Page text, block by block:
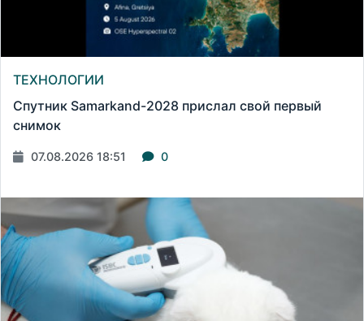
ТЕХНОЛОГИИ
Спутник Samarkand-2028 прислал свой первый
снимок
07.08.2026 18:51 0